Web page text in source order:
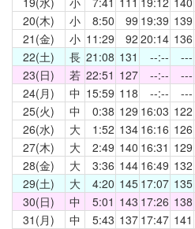
20(木)
小 8:50 99 19:39 139
21(金)
小 11:29 92 20:14 136
22(土)
長 21:08 131 --:-- ---
23(日)
若 22:51 127 --:-- ---
24(月)
中 15:59 118 --:-- ---
25(火)
中 0:38 129 16:03 122
26(水)
大 1:52 134 16:16 126
27(木)
大 2:49 140 16:31 129
28(金)
大 3:36 144 16:49 132
29(土)
大 4:20 145 17:07 135
30(日)
中 5:01 143 17:26 138
31(月)
中 5:43 137 17:47 141